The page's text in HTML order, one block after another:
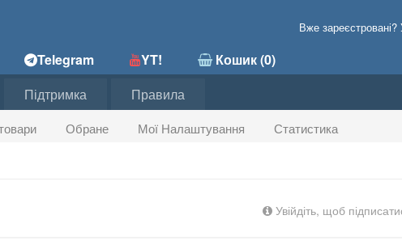
Telegram YT! Кошик (0)
Вже
Обране Мої Налаштування Статистика
Підтримка Правила
Увійдіть, щоб